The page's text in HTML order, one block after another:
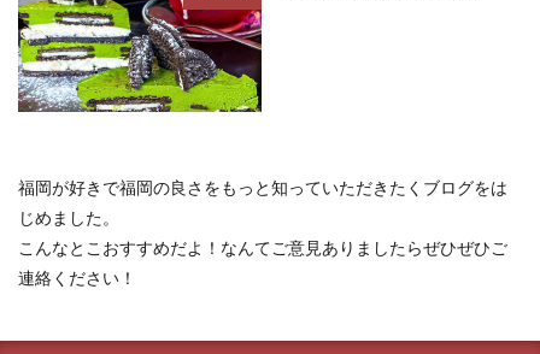
福岡が好きで福岡の良さをもっと知っていただきたくブログをは
じめました。
こんなとこおすすめだよ！なんてご意見ありましたらぜひぜひご
連絡ください！